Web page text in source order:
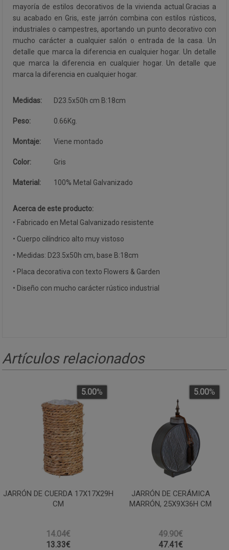
mayoría de estilos decorativos de la vivienda actual.Gracias a
su acabado en Gris, este jarrón combina con estilos rústicos,
industriales o campestres, aportando un punto decorativo con
mucho carácter a cualquier salón o entrada de la casa. Un
detalle que marca la diferencia en cualquier hogar. Un detalle
que marca la diferencia en cualquier hogar. Un detalle que
marca la diferencia en cualquier hogar.
Medidas: D23.5x50h cm B:18cm
Peso: 0.66Kg.
Montaje: Viene montado
Color: Gris
Material: 100% Metal Galvanizado
Acerca de este producto:
• Fabricado en Metal Galvanizado resistente
• Cuerpo cilíndrico alto muy vistoso
• Medidas: D23.5x50h cm, base B:18cm
• Placa decorativa con texto Flowers & Garden
• Diseño con mucho carácter rústico industrial
Artículos relacionados
JARRÓN DE CUERDA 17X17X29H
CM
14.04€
5.00%
13.33€
JARRÓN DE CERÁMICA
MARRÓN, 25X9X36H CM
49.90€
5.00%
47.41€